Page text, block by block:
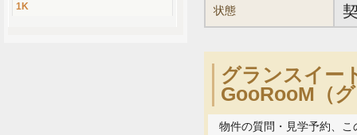
状態
グランスイー
GooRooM（
物件の質問・見学予約、
1K